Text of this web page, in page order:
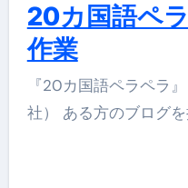
20カ国語ペ
作業
『20カ国語ペラペラ』（種田輝豊著、実業之日本
社） ある方のブログ